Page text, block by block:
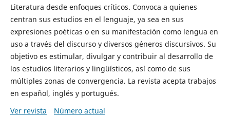
Literatura desde enfoques críticos. Convoca a quienes
centran sus estudios en el lenguaje, ya sea en sus
expresiones poéticas o en su manifestación como lengua en
uso a través del discurso y diversos géneros discursivos. Su
objetivo es estimular, divulgar y contribuir al desarrollo de
los estudios literarios y lingüísticos, así como de sus
múltiples zonas de convergencia. La revista acepta trabajos
en español, inglés y portugués.
Ver revista
Número actual